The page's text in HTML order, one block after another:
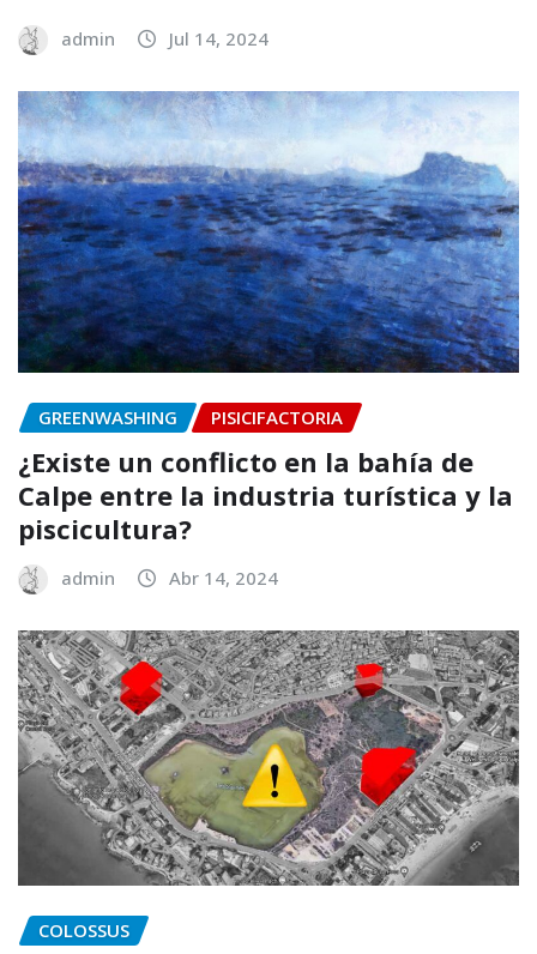
admin Jul 14, 2024
GREENWASHING PISICIFACTORIA
¿Existe un conflicto en la bahía de
Calpe entre la industria turística y la
piscicultura?
admin Abr 14, 2024
COLOSSUS